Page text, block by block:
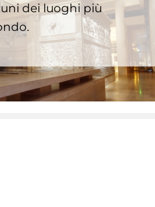
dei luoghi più